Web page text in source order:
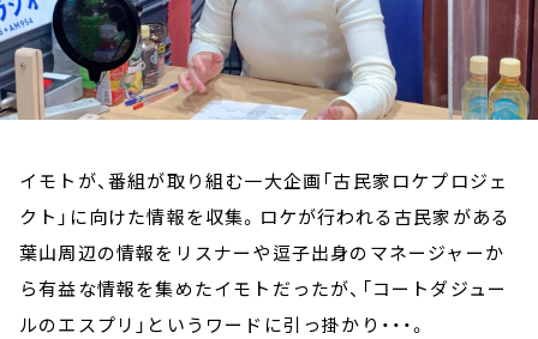
イモトが、番組が取り組む一大企画「古民家ロケプロジェ
クト」に向けた情報を収集。ロケが行われる古民家がある
葉山周辺の情報をリスナーや逗子出身のマネージャーか
ら有益な情報を集めたイモトだったが、「コートダジュー
ルのエスプリ」というワードに引っ掛かり・・・。